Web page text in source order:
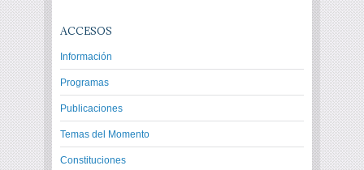
ACCESOS
Información
Programas
Publicaciones
Temas del Momento
Constituciones